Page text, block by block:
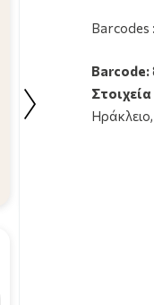
Barcodes :
Barcode:
Epsilon Health
Panthexyl
Solution Spray